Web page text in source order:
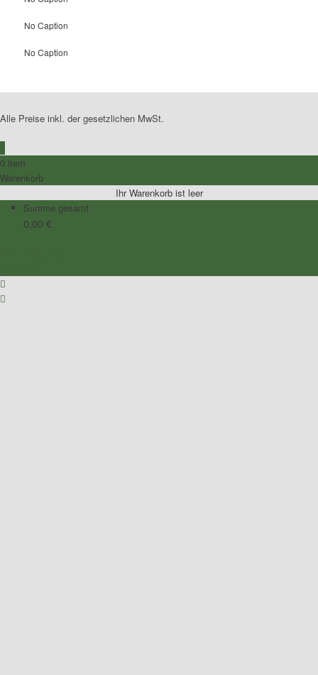
No Caption
No Caption
Alle Preise inkl. der gesetzlichen MwSt.
0 item
Warenkorb
Ihr Warenkorb ist leer
Summe gesamt
0,00 €